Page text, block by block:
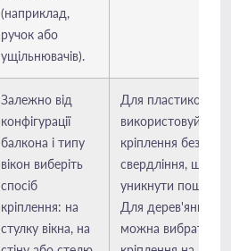
(наприклад,
ручок або
ущільнювачів).
Залежно від
конфігурації
балкона і типу
вікон виберіть
спосіб
кріплення: на
стулку вікна, на
Для пластикових
використовуйте
кріплення без
свердління, щоб
уникнути
Для дерев'яних
можна вибрати